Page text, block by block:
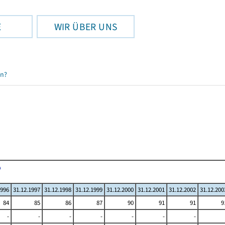
WIR ÜBER UNS
31.12.1997 31.12.1998 31.12.1999 31.12.2000 31.12.2001 31.12.2002
84 85 86 87 90 91 91
- - - - - -
-